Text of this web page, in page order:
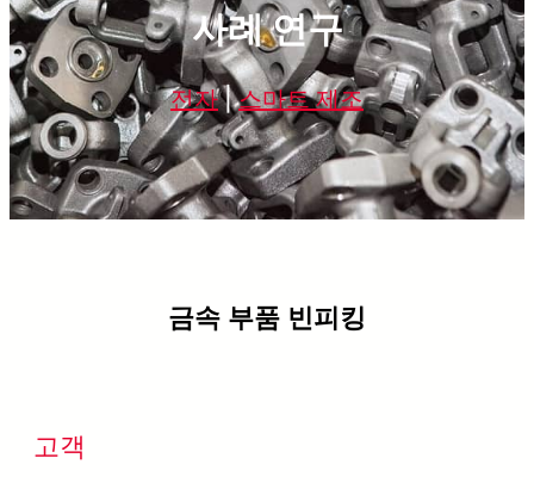
사례 연구
전자|스마트 제조
금속 부품 빈피킹
고객